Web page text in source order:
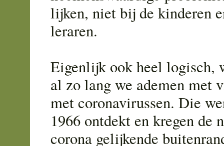
lijken, niet bij de kinderen
leraren.
Eigenlijk ook heel logisch,
al zo lang we ademen met
met coronavirussen. Die
1966 ontdekt en kregen de
corona gelijkende